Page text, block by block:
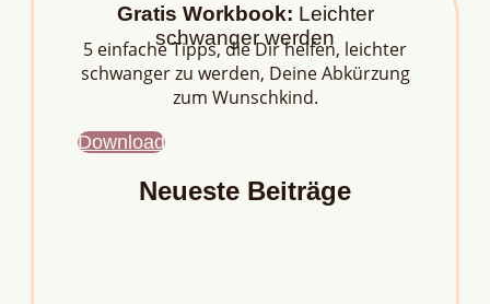
Gratis Workbook: Leichter
schwanger werden
5 einfache Tipps, die Dir helfen, leichter
schwanger zu werden, Deine Abkürzung
zum Wunschkind.
Download
Neueste Beiträge